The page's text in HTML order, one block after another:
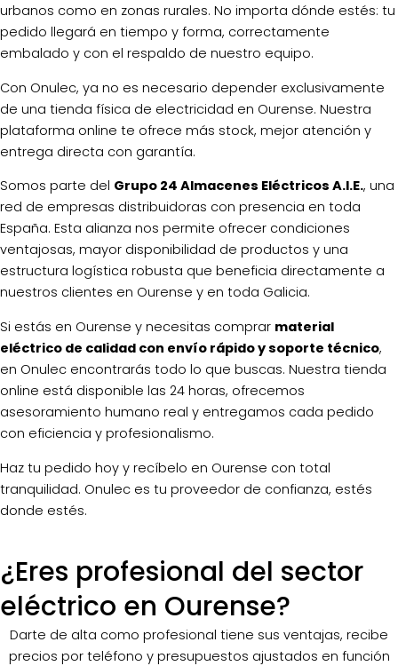
urbanos como en zonas rurales. No importa dónde estés: tu
pedido llegará en tiempo y forma, correctamente
embalado y con el respaldo de nuestro equipo.
Con Onulec, ya no es necesario depender exclusivamente
de una tienda física de electricidad en Ourense. Nuestra
plataforma online te ofrece más stock, mejor atención y
entrega directa con garantía.
Somos parte del Grupo 24 Almacenes Eléctricos A.I.E., una
red de empresas distribuidoras con presencia en toda
España. Esta alianza nos permite ofrecer condiciones
ventajosas, mayor disponibilidad de productos y una
estructura logística robusta que beneficia directamente a
nuestros clientes en Ourense y en toda Galicia.
Si estás en Ourense y necesitas comprar material
eléctrico de calidad con envío rápido y soporte técnico,
en Onulec encontrarás todo lo que buscas. Nuestra tienda
online está disponible las 24 horas, ofrecemos
asesoramiento humano real y entregamos cada pedido
con eficiencia y profesionalismo.
Haz tu pedido hoy y recíbelo en Ourense con total
tranquilidad. Onulec es tu proveedor de confianza, estés
donde estés.
¿Eres profesional del sector
eléctrico en Ourense?
Darte de alta como profesional tiene sus ventajas, recibe
precios por teléfono y presupuestos ajustados en función